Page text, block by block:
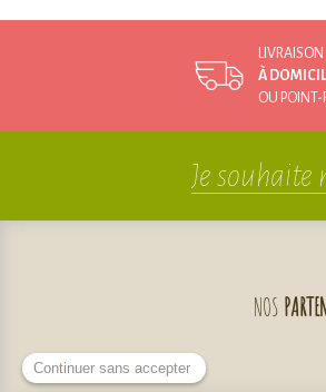
LIVRAISON
À
OU POINT-
Je souhaite
NOS